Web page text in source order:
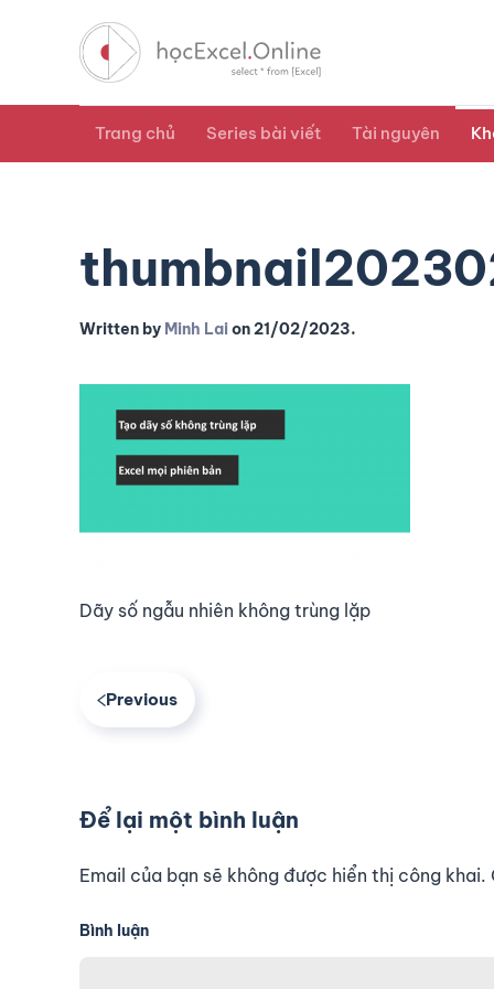
Trang chủ Series bài viết Tài nguyên
Written by Minh Laion21/02/2023.
Dãy số ngẫu nhiên không trùng lặp
Previous
Để lại một bình luận
Email của bạn sẽ không được hiển thị công
Bình luận